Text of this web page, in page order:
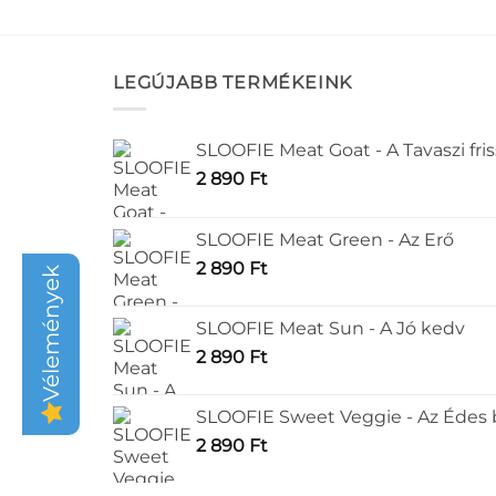
LEGÚJABB TERMÉKEINK
SLOOFIE Meat Goat - A Tavaszi
2 890 Ft
SLOOFIE Meat Green - Az Erő
2 890 Ft
SLOOFIE Meat Sun - A Jó kedv
2 890 Ft
SLOOFIE Sweet Veggie - Az
2 890 Ft
Vélemények